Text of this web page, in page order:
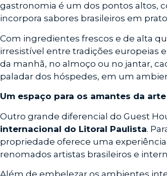
gastronomia é um dos pontos altos,
incorpora sabores brasileiros em
Com ingredientes frescos e de alta
irresistível entre tradições europeias
da manhã, no almoço ou no jantar,
paladar dos hóspedes, em um
Um espaço para os amantes da arte
Outro grande diferencial do Guest
internacional do Litoral Paulista.
propriedade oferece uma
renomados artistas brasileiros e
Além de embelezar os ambientes